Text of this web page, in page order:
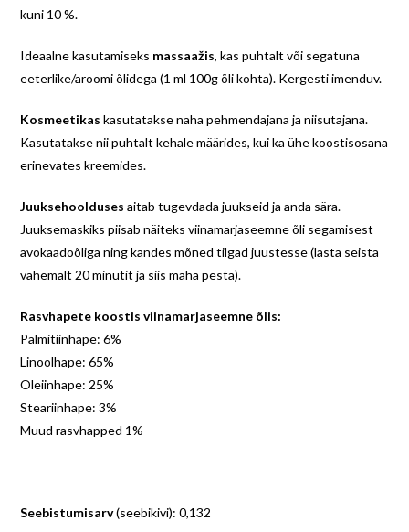
kuni 10 %.
Ideaalne kasutamiseks massaažis, kas puhtalt või segatuna
eeterlike/aroomi õlidega (1 ml 100g õli kohta). Kergesti imenduv.
Kosmeetikas kasutatakse naha pehmendajana ja niisutajana.
Kasutatakse nii puhtalt kehale määrides, kui ka ühe koostisosana
erinevates kreemides.
Juuksehoolduses aitab tugevdada juukseid ja anda sära.
Juuksemaskiks piisab näiteks viinamarjaseemne õli segamisest
avokaadoõliga ning kandes mõned tilgad juustesse (lasta seista
vähemalt 20 minutit ja siis maha pesta).
Rasvhapete koostis viinamarjaseemne õlis:
Palmitiinhape: 6%
Linoolhape: 65%
Oleiinhape: 25%
Steariinhape: 3%
Muud rasvhapped 1%
Seebistumisarv(seebikivi): 0,132